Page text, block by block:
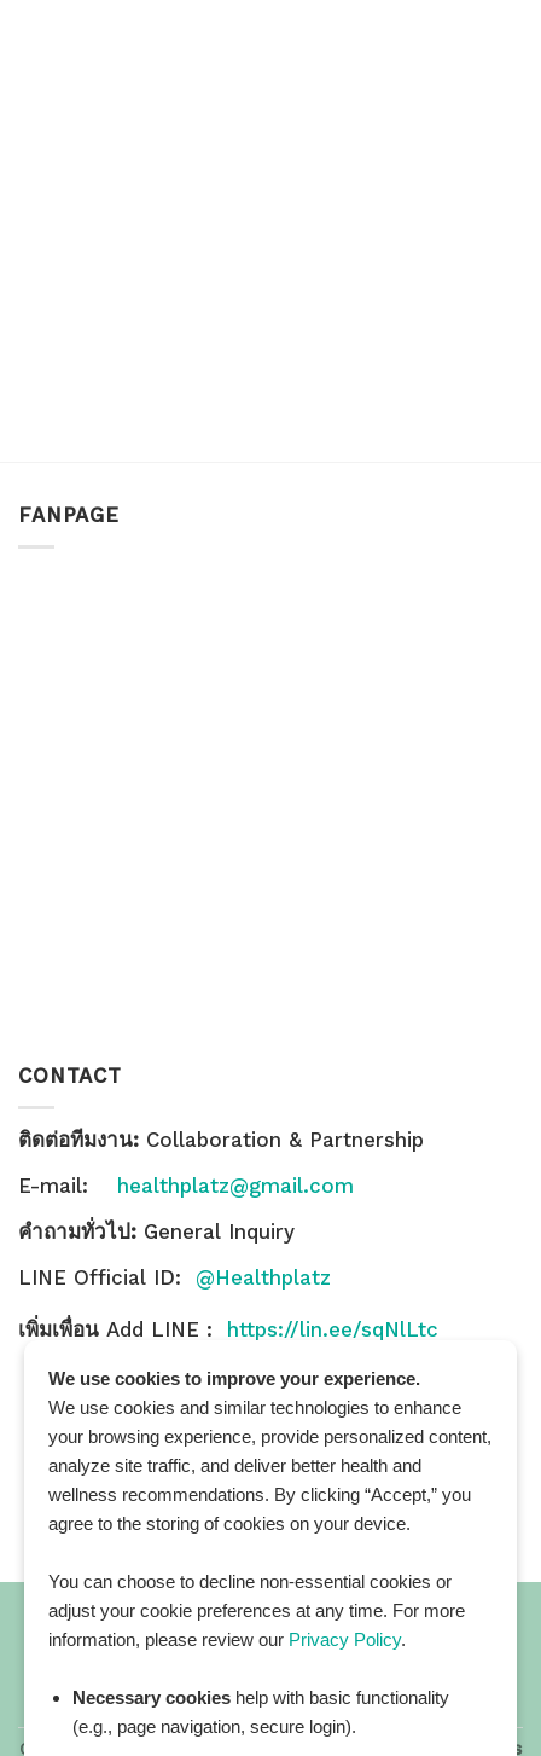
FANPAGE
CONTACT
ติดต่อทีมงาน: Collaboration & Partnership
E-mail: healthplatz@gmail.com
คำถามทั่วไป: General Inquiry
LINE Official ID: @Healthplatz
เพิ่มเพื่อน Add LINE : https://lin.ee/sqNlLtc
All blog posts
Copyright 2026 © All rights reserved. HEALTHPLATZ™ is
We use cookies to improve your experience.
We use cookies and similar technologies to enhance
your browsing experience, provide personalized content,
analyze site traffic, and deliver better health and
wellness recommendations. By clicking “Accept,” you
agree to the storing of cookies on your device.
You can choose to decline non-essential cookies or
adjust your cookie preferences at any time. For more
information, please review our Privacy Policy.
Necessary cookies help with basic functionality
(e.g., page navigation, secure login).